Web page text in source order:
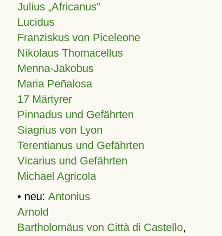
Julius Africanus
Lucidus
Franziskus von Piceleone
Nikolaus Thomacellus
Menna-Jakobus
Maria Peñalosa
17 Märtyrer
Pinnadus und Gefährten
Siagrius von Lyon
Terentianus und Gefährten
Vicarius und Gefährten
Michael Agricola
• neu: Antonius
Arnold
Bartholomäus von Città di Castello,